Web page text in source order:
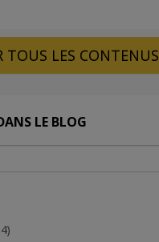
TOUS LES CONTENUS
LE BLOG